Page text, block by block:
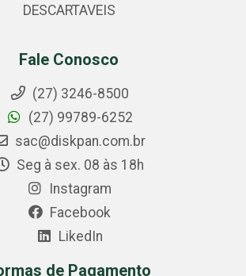
DESCARTAVEIS
Fale Conosco
(27) 3246-8500
(27) 99789-6252
sac@diskpan.com.br
Seg à sex. 08 às 18h
Instagram
Facebook
LikedIn
de Pagamento